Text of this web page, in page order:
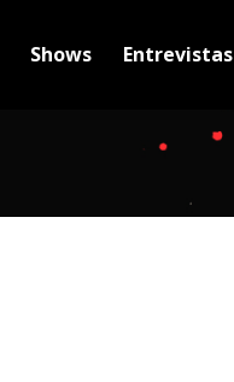
Shows Entrevistas